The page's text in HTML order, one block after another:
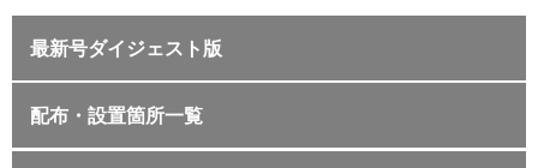
最新号ダイジェスト版
配布・設置箇所一覧